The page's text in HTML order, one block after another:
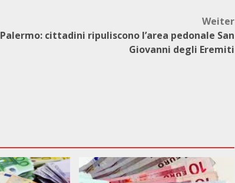
Weiter
Palermo: cittadini ripuliscono l’area pedonale San
Giovanni degli Eremiti